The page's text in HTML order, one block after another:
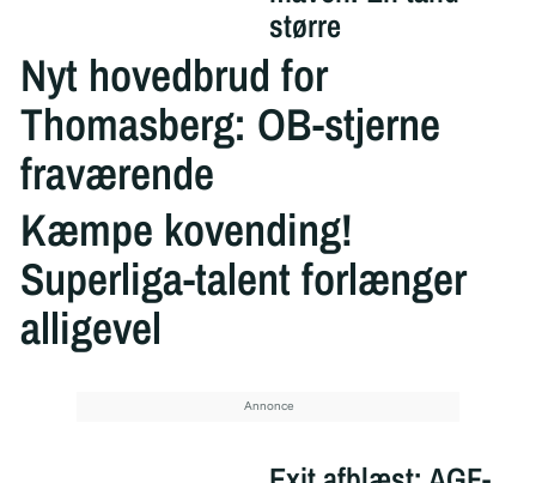
større
Nyt hovedbrud for
Thomasberg: OB-stjerne
fraværende
Kæmpe kovending!
Superliga-talent forlænger
alligevel